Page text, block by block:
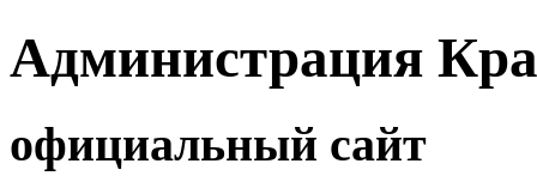
Администрация
официальный сайт